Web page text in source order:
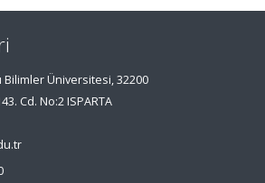
Bilimler Üniversitesi, 32200
Cd. No:2 ISPARTA